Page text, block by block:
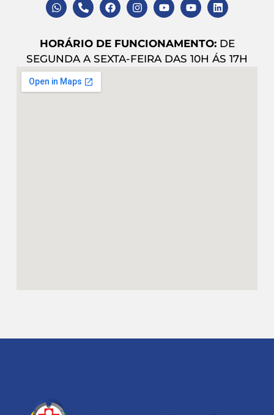
HORÁRIO DE FUNCIONAMENTO:DE
SEGUNDA A SEXTA-FEIRA DAS 10H ÁS 17H